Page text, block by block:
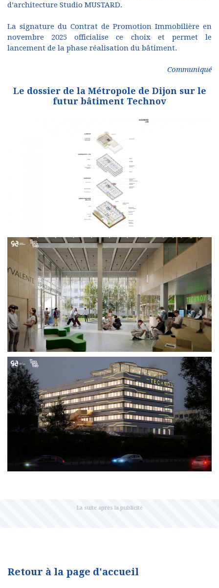
d’architecture Studio MUSTARD.
La signature du Contrat de Promotion Immobilière en
novembre 2025 officialise ce choix et permet le
lancement de la phase réalisation du bâtiment.
Communiqué
Le dossier de la Métropole de Dijon sur le
futur bâtiment Technov
Retour à la page d'accueil